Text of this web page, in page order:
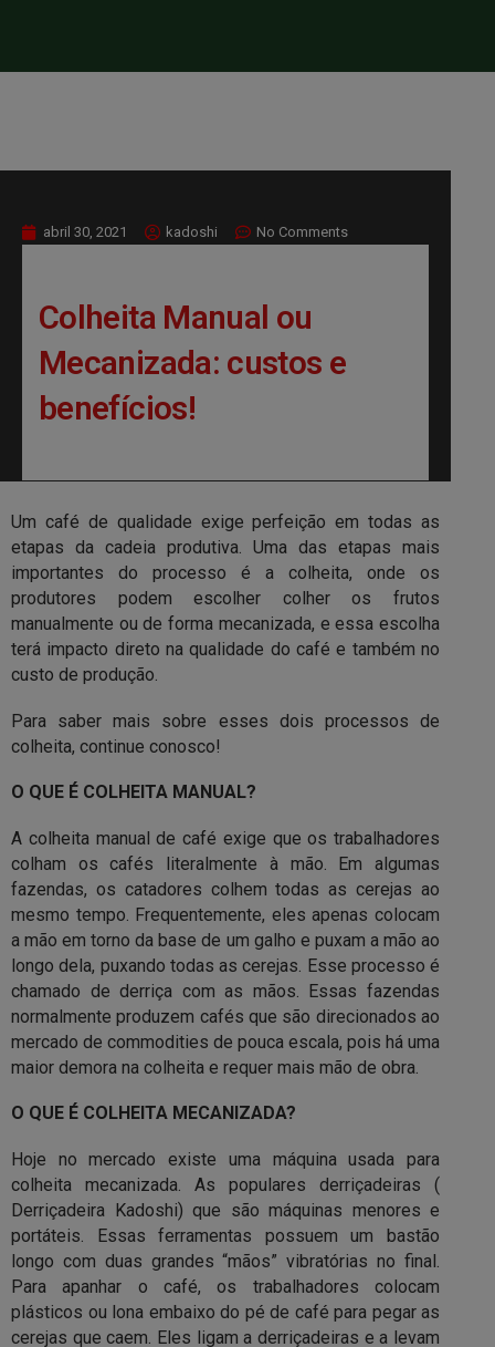
abril 30, 2021 kadoshi No Comments
Colheita Manual ou
Mecanizada: custos e
benefícios!
Um café de qualidade exige perfeição em todas as
etapas da cadeia produtiva. Uma das etapas mais
importantes do processo é a colheita, onde os
produtores podem escolher colher os frutos
manualmente ou de forma mecanizada, e essa escolha
terá impacto direto na qualidade do café e também no
custo de produção.
Para saber mais sobre esses dois processos de
colheita, continue conosco!
O QUE É COLHEITA MANUAL?
A colheita manual de café exige que os trabalhadores
colham os cafés literalmente à mão. Em algumas
fazendas, os catadores colhem todas as cerejas ao
mesmo tempo. Frequentemente, eles apenas colocam
a mão em torno da base de um galho e puxam a mão ao
longo dela, puxando todas as cerejas. Esse processo é
chamado de derriça com as mãos. Essas fazendas
normalmente produzem cafés que são direcionados ao
mercado de commodities de pouca escala, pois há uma
maior demora na colheita e requer mais mão de obra.
O QUE É COLHEITA MECANIZADA?
Hoje no mercado existe uma máquina usada para
colheita mecanizada. As populares derriçadeiras (
Derriçadeira Kadoshi) que são máquinas menores e
portáteis. Essas ferramentas possuem um bastão
longo com duas grandes “mãos” vibratórias no final.
Para apanhar o café, os trabalhadores colocam
plásticos ou lona embaixo do pé de café para pegar as
cerejas que caem. Eles ligam a derriçadeiras e a levam